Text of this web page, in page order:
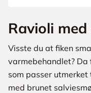
Ravioli
Visste du at fiken
varmebehandlet?
som passer
med brunet